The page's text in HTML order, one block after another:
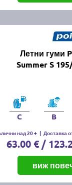
Летни гуми
Summer S
C B
над 20 + | Доставка
63.00 € /
виж